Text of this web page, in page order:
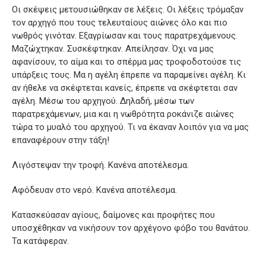
Οι σκέψεις μετουσιώθηκαν σε λέξεις. Οι λέξεις τρόμαξαν
τον αρχηγό που τους τελευταίους αιώνες όλο και πιο
νωθρός γινόταν. Εξαγρίωσαν και τους παρατρεχάμενους.
Μαζώχτηκαν. Συσκέφτηκαν. Απείλησαν. Όχι να μας
αφανίσουν, το αίμα και το σπέρμα μας τροφοδοτούσε τις
υπάρξεις τους. Μα η αγέλη έπρεπε να παραμείνει αγέλη. Κι
αν ήθελε να σκέφτεται κανείς, έπρεπε να σκέφτεται σαν
αγέλη. Μέσω του αρχηγού. Δηλαδή, μέσω των
παρατρεχάμενων, μια και η νωθρότητα ροκάνιζε αιώνες
τώρα το μυαλό του αρχηγού. Τι να έκαναν λοιπόν για να μας
επαναφέρουν στην τάξη!
Λιγόστεψαν την τροφή. Κανένα αποτέλεσμα.
Αφόδευαν στο νερό. Κανένα αποτέλεσμα.
Κατασκεύασαν αγίους, δαίμονες και προφήτες που
υποσχέθηκαν να νικήσουν τον αρχέγονο φόβο του θανάτου.
Τα κατάφεραν.